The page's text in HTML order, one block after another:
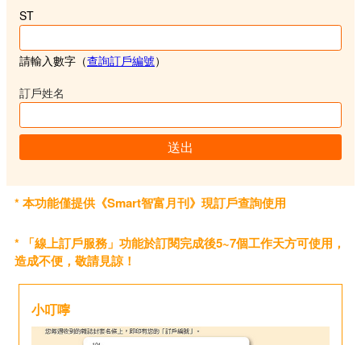
ST
請輸入數字（查詢訂戶編號）
訂戶姓名
送出
* 本功能僅提供《Smart智富月刊》現訂戶查詢使用
* 「線上訂戶服務」功能於訂閱完成後5~7個工作天方可使用，
造成不便，敬請見諒！
小叮嚀